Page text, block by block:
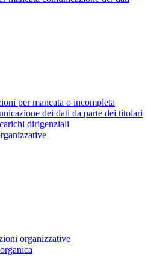
per mancata o incompleta
dei dati da parte dei titolari
dirigenziali
organizzative